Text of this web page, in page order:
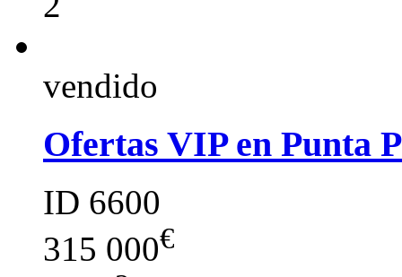
vendido
Ofertas VIP en Punta
ID 6600
315 000€